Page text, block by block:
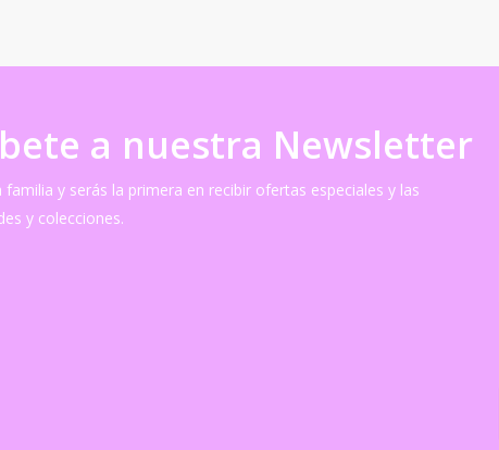
a nuestra Newsletter
familia y serás la primera en recibir ofertas especiales y las
y colecciones.